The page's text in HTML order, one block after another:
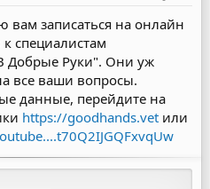
вам записаться на онлайн
специалистам
Добрые Руки". Они уж
все ваши вопросы.
данные, перейдите на
https://goodhands.vet или